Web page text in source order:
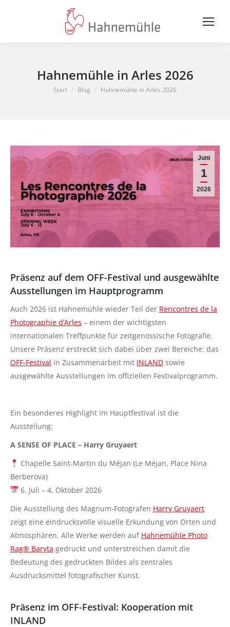
Hahnemühle in Arles 2026
Sie befinden sich hier:
Start Blog Hahnemühle in Arles 2026
Juni
1
2026
Präsenz auf dem OFF-Festival und ausgewählte
Ausstellungen im Hauptprogramm
Auch 2026 ist Hahnemühle wieder Teil der Rencontres de la
Photographie d’Arles – einem der wichtigsten
internationalen Treffpunkte für zeitgenössische Fotografie.
Unsere Präsenz erstreckt sich dabei über zwei Bereiche: das
OFF-Festival in Zusammenarbeit mit INLAND sowie
ausgewählte Ausstellungen im offiziellen Festivalprogramm.
Ein besonderes Highlight im Hauptfestival ist die
Ausstellung:
A SENSE OF PLACE – Harry Gruyaert
Chapelle Saint-Martin du Méjan (Le Méjan, Place Nina
Berberova)
6. Juli – 4. Oktober 2026
Die Ausstellung des Magnum-Fotografen Harry Gruyaert
zeigt eine eindrucksvolle visuelle Erkundung von Orten und
Atmosphären. Alle Werke werden auf Hahnemühle Photo
Rag® Baryta gedruckt und unterstreichen damit die
Bedeutung des gedruckten Bildes als zentrales
Ausdrucksmittel fotografischer Kunst.
Präsenz im OFF-Festival: Kooperation mit
INLAND